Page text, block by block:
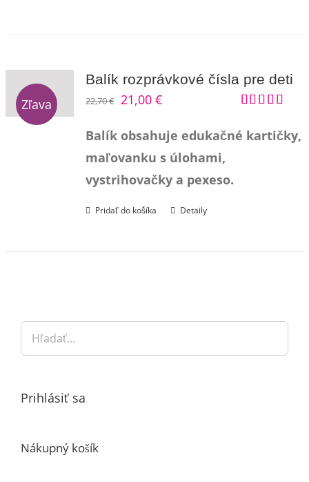
Zľava
Balík rozprávkové čísla pre deti
5.00z 5
22,70€ Pôvodná
bola:
22,70 €.
21,00€Aktuálna
je:
21,00 €.
Balík obsahuje edukačné kartičky,
maľovanku s úlohami,
vystrihovačky a pexeso.
Pridať do košíka Detaily
Prihlásiť sa
Nákupný košík